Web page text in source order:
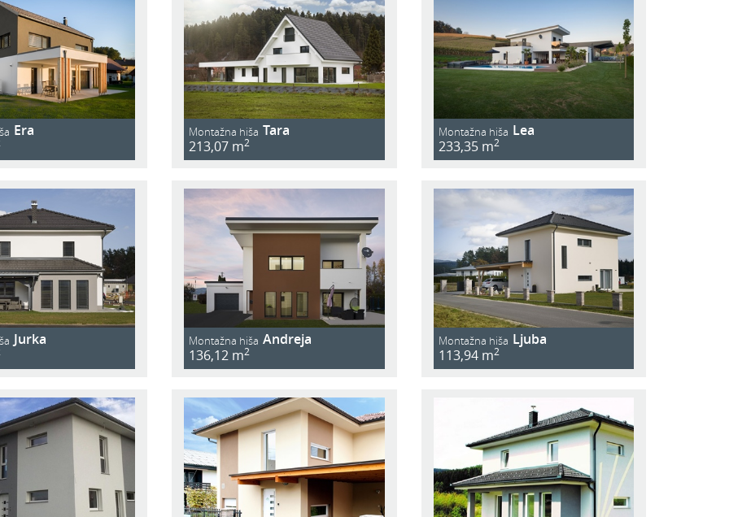
Era
Montažna hiša Tara
213,07 m2
Montažna hiša Lea
233,35 m2
Jurka
Montažna hiša Andreja
136,12 m2
Montažna hiša Ljuba
113,94 m2